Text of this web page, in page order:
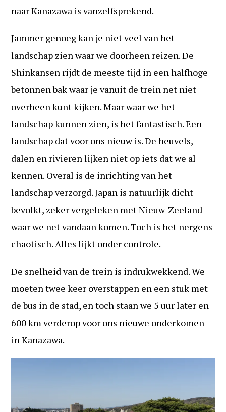
naar Kanazawa is vanzelfsprekend.
Jammer genoeg kan je niet veel van het
landschap zien waar we doorheen reizen. De
Shinkansen rijdt de meeste tijd in een halfhoge
betonnen bak waar je vanuit de trein net niet
overheen kunt kijken. Maar waar we het
landschap kunnen zien, is het fantastisch. Een
landschap dat voor ons nieuw is. De heuvels,
dalen en rivieren lijken niet op iets dat we al
kennen. Overal is de inrichting van het
landschap verzorgd. Japan is natuurlijk dicht
bevolkt, zeker vergeleken met Nieuw-Zeeland
waar we net vandaan komen. Toch is het nergens
chaotisch. Alles lijkt onder controle.
De snelheid van de trein is indrukwekkend. We
moeten twee keer overstappen en een stuk met
de bus in de stad, en toch staan we 5 uur later en
600 km verderop voor ons nieuwe onderkomen
in Kanazawa.